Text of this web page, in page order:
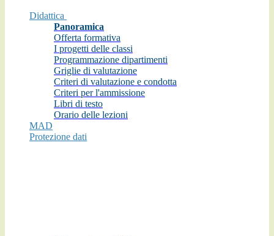
Didattica
Panoramica
Offerta formativa
I progetti delle classi
Programmazione dipartimenti
Griglie di valutazione
Criteri di valutazione e condotta
Criteri per l'ammissione
Libri di testo
Orario delle lezioni
MAD
Protezione dati